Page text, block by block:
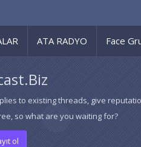
ATA RADYO Face
to existing threads, give
so what are you waiting for?
ol